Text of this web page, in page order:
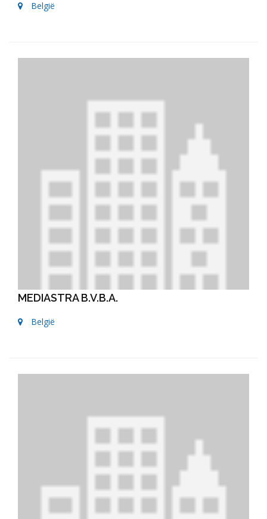
België
MEDIASTRA B.V.B.A.
België